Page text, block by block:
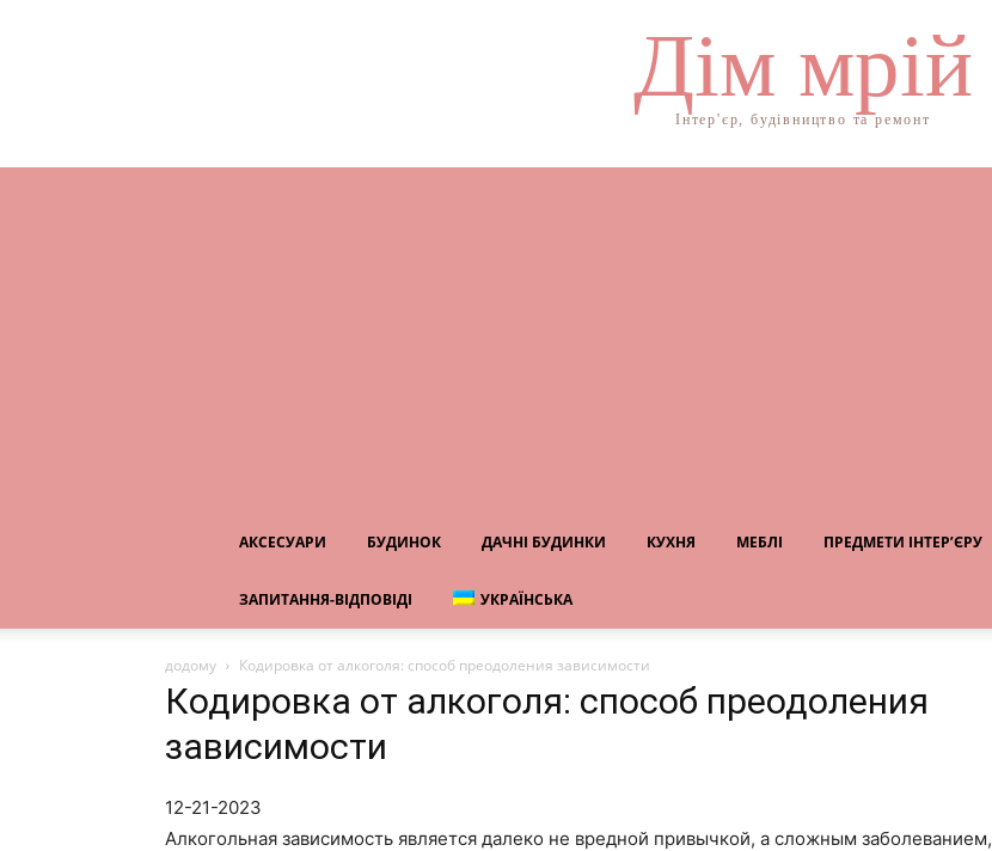
Дім мрій
Інтер'єр, будівництво та ремонт
АКСЕСУАРИ БУДИНОК ДАЧНІ БУДИНКИ КУХНЯ МЕБЛІ ПРЕДМЕТИ ІНТЕР’ЄРУ
ЗАПИТАННЯ-ВІДПОВІДІ УКРАЇНСЬКА
додому Кодировка от алкоголя: способ преодоления зависимости
Кодировка от алкоголя: способ преодоления
зависимости
12-21-2023
Алкогольная зависимость является далеко не вредной привычкой, а сложным заболеванием,